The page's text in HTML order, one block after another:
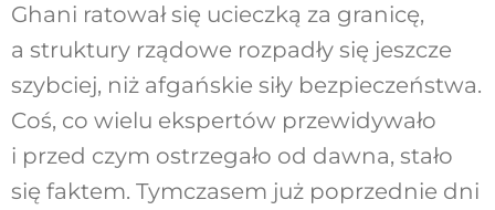
Ghani ratował się ucieczką za granicę,
a struktury rządowe rozpadły się jeszcze
szybciej, niż afgańskie siły bezpieczeństwa.
Coś, co wielu ekspertów przewidywało
i przed czym ostrzegało od dawna, stało
się faktem. Tymczasem już poprzednie dni